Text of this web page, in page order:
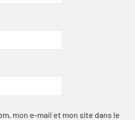
mon e-mail et mon site dans le